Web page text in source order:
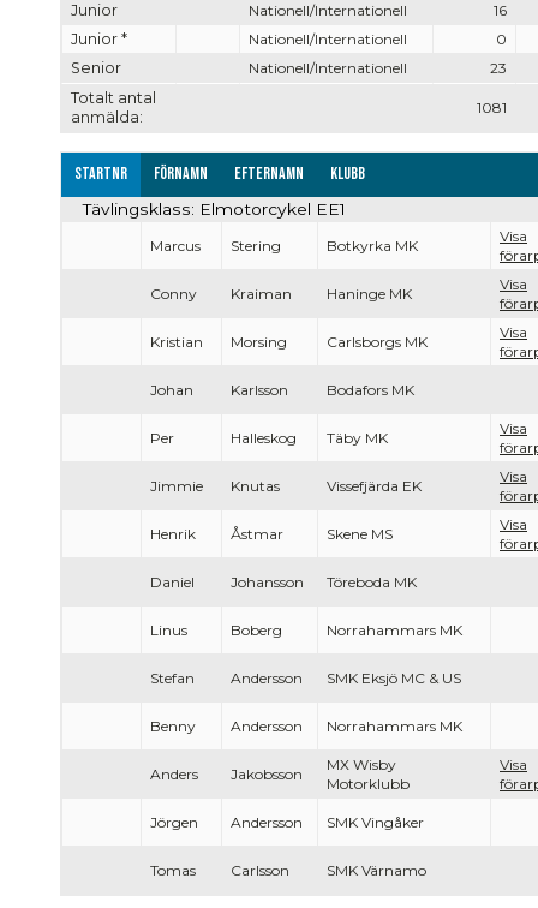
Totalt antal
anmälda:
1081
Junior
Nationell/Internationell
16
Junior *
Nationell/Internationell
0
Senior
Nationell/Internationell 23
Startnr Förnamn Efternamn Klubb
Tävlingsklass: Elmotorcykel EE1
Marcus Stering Botkyrka MK
Visa
Conny Kraiman Haninge MK
Visa
Kristian Morsing Carlsborgs MK
Visa
Johan Karlsson Bodafors MK
Per Halleskog Täby MK
Visa
Jimmie Knutas Vissefjärda EK
Visa
Henrik Åstmar Skene MS
Visa
Daniel Johansson Töreboda MK
Linus Boberg Norrahammars MK
Stefan Andersson SMK Eksjö MC & US
Benny Andersson Norrahammars MK
Anders Jakobsson
MX Wisby
Motorklubb
Visa
Jörgen Andersson SMK Vingåker
Tomas Carlsson SMK Värnamo